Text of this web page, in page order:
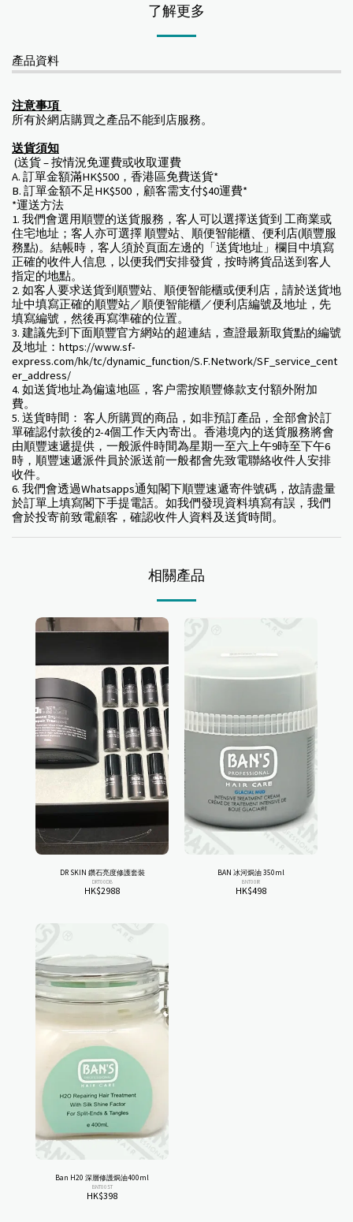
了解更多
產品資料
注意事項
所有於網店購買之產品不能到店服務。
送貨須知
(送貨 – 按情況免運費或收取運費
A. 訂單金額滿HK$500，香港區免費送貨*
B. 訂單金額不足HK$500，顧客需支付$40運費*
*運送方法
1. 我們會選用順豐的送貨服務，客人可以選擇送貨到 工商業或
住宅地址；客人亦可選擇 順豐站、順便智能櫃、便利店(順豐服
務點)。結帳時，客人須於頁面左邊的「送貨地址」欄目中填寫
正確的收件人信息，以便我們安排發貨，按時將貨品送到客人
指定的地點。
2. 如客人要求送貨到順豐站、順便智能櫃或便利店，請於送貨地
址中填寫正確的順豐站／順便智能櫃／便利店編號及地址，先
填寫編號，然後再寫準確的位置。
3. 建議先到下面順豐官方網站的超連結，查證最新取貨點的編號
及地址：https://www.sf-
express.com/hk/tc/dynamic_function/S.F.Network/SF_service_cent
er_address/
4. 如送貨地址為偏遠地區，客户需按順豐條款支付額外附加
費。
5. 送貨時間： 客人所購買的商品，如非預訂產品，全部會於訂
單確認付款後的2-4個工作天內寄出。香港境內的送貨服務將會
由順豐速遞提供，一般派件時間為星期一至六上午9時至下午6
時，順豐速遞派件員於派送前一般都會先致電聯絡收件人安排
收件。
6. 我們會透過Whatsapps通知閣下順豐速遞寄件號碼，故請盡量
於訂單上填寫閣下手提電話。如我們發現資料填寫有誤，我們
會於投寄前致電顧客，確認收件人資料及送貨時間。
相關產品
DR SKIN 鑽石亮度修護套裝
DRT00DB
HK$2988
BAN 冰河焗油 350ml
BNT00IR
HK$498
Ban H20 深層修護焗油400ml
BNT00ST
HK$398